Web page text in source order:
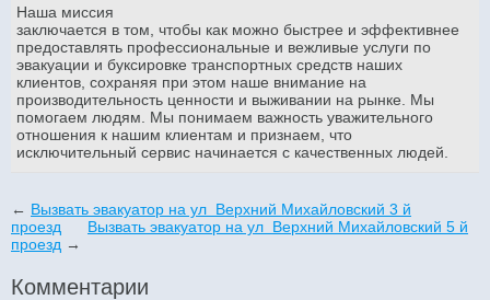
Наша миссия
заключается в том, чтобы как можно быстрее и эффективнее
предоставлять профессиональные и вежливые услуги по
эвакуации и буксировке транспортных средств наших
клиентов, сохраняя при этом наше внимание на
производительность ценности и выживании на рынке. Мы
помогаем людям. Мы понимаем важность уважительного
отношения к нашим клиентам и признаем, что
исключительный сервис начинается с качественных людей.
← Вызвать эвакуатор на ул Верхний Михайловский 3 й
проезд
Вызвать эвакуатор на ул Верхний Михайловский 5 й
проезд →
Комментарии